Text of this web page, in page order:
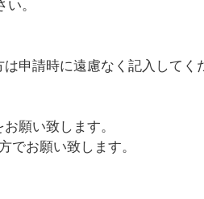
。
申請時に遠慮なく記入してく
願い致します。
でお願い致します。